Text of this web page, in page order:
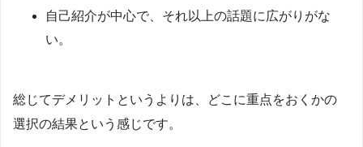
自己紹介が中心で、それ以上の話題に広がりがな
い。
総じてデメリットというよりは、どこに重点をおくかの
選択の結果という感じです。